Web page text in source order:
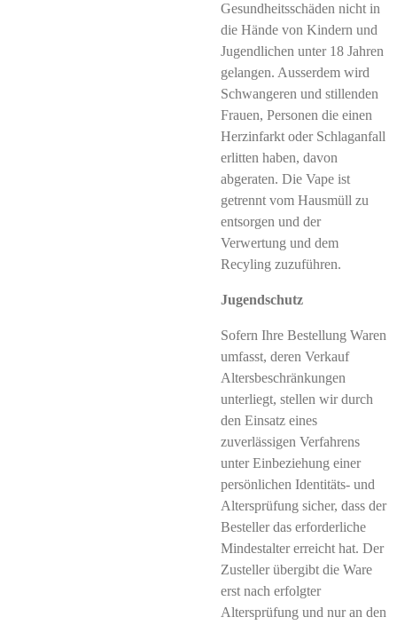
Gesundheitsschäden nicht in
die Hände von Kindern und
Jugendlichen unter 18 Jahren
gelangen. Ausserdem wird
Schwangeren und stillenden
Frauen, Personen die einen
Herzinfarkt oder Schlaganfall
erlitten haben, davon
abgeraten. Die Vape ist
getrennt vom Hausmüll zu
entsorgen und der
Verwertung und dem
Recyling zuzuführen.
Jugendschutz
Sofern Ihre Bestellung Waren
umfasst, deren Verkauf
Altersbeschränkungen
unterliegt, stellen wir durch
den Einsatz eines
zuverlässigen Verfahrens
unter Einbeziehung einer
persönlichen Identitäts- und
Altersprüfung sicher, dass der
Besteller das erforderliche
Mindestalter erreicht hat. Der
Zusteller übergibt die Ware
erst nach erfolgter
Altersprüfung und nur an den